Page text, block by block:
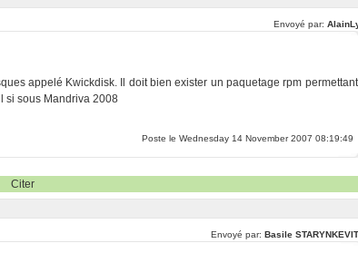
Envoyé par:
appelé Kwickdisk. Il doit bien exister un paquetage rpm permettant
si sous Mandriva 2008
Poste le Wednesday 14 November 2007 08:19:49
Citer
Envoyé par: Basile